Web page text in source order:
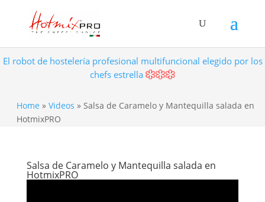
El robot de hostelería profesional multifuncional elegido por los
chefs estrella
Home » Videos » Salsa de Caramelo y Mantequilla salada en
HotmixPRO
Salsa de Caramelo y Mantequilla salada en
HotmixPRO